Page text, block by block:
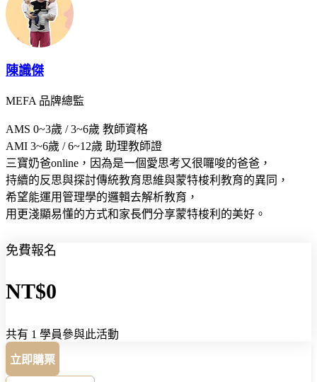
陳識傑
MEFA 品牌總監
AMS 0~3歲 / 3~6歲 教師資格
AMI 3~6歲 / 6~12歲 助理教師證
三寶奶爸online，因為是一個愛思考又很囉唆的爸爸，
持續的反思與探討傳統教育思維與蒙特梭利教育的異同，
希望能運用管理學的邏輯去解析教育，
用更淺顯易懂的方式和家長們分享蒙特梭利的美好。
免費報名
NT$0
共有 1 學員參與此活動
立即購票